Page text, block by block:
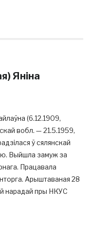
Яніна
(6.12.1909,
вобл. — 21.5.1959,
ў сялянскай
Выйшла замуж за
Працавала
Арыштаваная 28
нарадай пры НКУС